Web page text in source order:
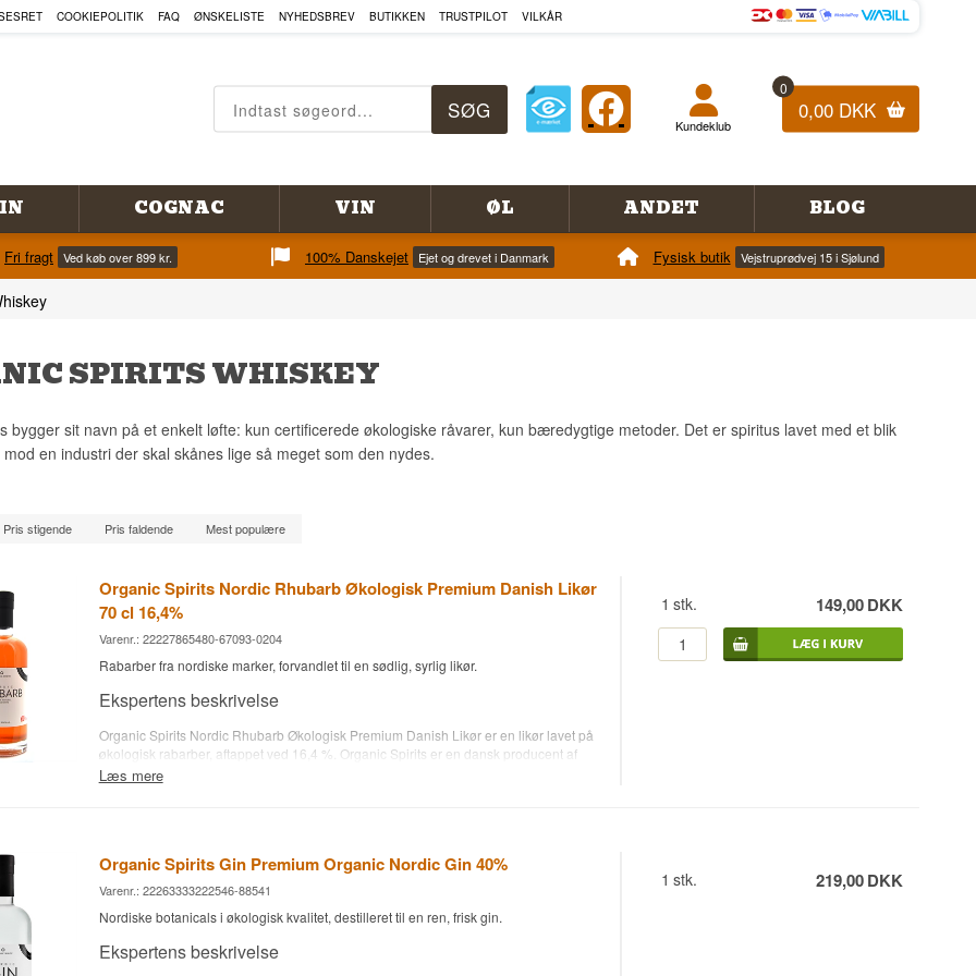
COOKIEPOLITIK FAQ ØNSKELISTE NYHEDSBREV BUTIKKEN TRUSTPILOT VILKÅR
0
0,00 DKK
Kundeklub
COGNAC VIN ØL ANDET BLOG
Fri fragt Ved køb over 899 kr. 100% Danskejet Ejet og drevet i Danmark Fysisk butik Vejstruprødvej 15 i Sjølund
SPIRITS WHISKEY
bygger sit navn på et enkelt løfte: kun certificerede økologiske råvarer, kun bæredygtige metoder. Det er spiritus lavet med et blik
en industri der skal skånes lige så meget som den nydes.
Pris stigende Pris faldende Mest populære
Organic Spirits Nordic Rhubarb Økologisk Premium Danish Likør
70 cl 16,4%
Varenr.: 22227865480-67093-0204
Rabarber fra nordiske marker, forvandlet til en sødlig, syrlig likør.
Ekspertens beskrivelse
Organic Spirits Nordic Rhubarb Økologisk Premium Danish Likør er en likør lavet på
økologisk rabarber, aftappet ved 16,4 %. Organic Spirits er en dansk producent af
økologiske spiritusprodukter, som fokuserer på nordiske råvarer og bæredygtig,
Næse
Duften er frisk med rabarber og et strejf sødlig frugt.
Læs mere
1 stk. 149,00DKK
Organic Spirits Gin Premium Organic Nordic Gin 40%
Varenr.: 22263333222546-88541
Nordiske botanicals i økologisk kvalitet, destilleret til en ren, frisk gin.
Ekspertens beskrivelse
1 stk. 219,00DKK